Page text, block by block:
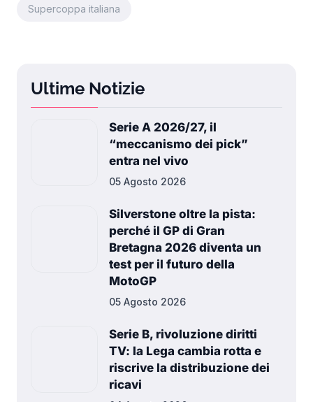
Supercoppa italiana
Ultime Notizie
Serie A 2026/27, il
“meccanismo dei pick”
entra nel vivo
05 Agosto 2026
Silverstone oltre la pista:
perché il GP di Gran
Bretagna 2026 diventa un
test per il futuro della
MotoGP
05 Agosto 2026
Serie B, rivoluzione diritti
TV: la Lega cambia rotta e
riscrive la distribuzione dei
ricavi